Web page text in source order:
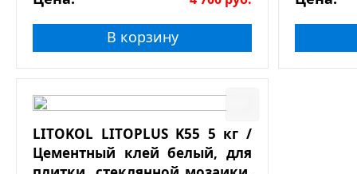
В корзину
LITOKOL LITOPLUS K55 5 кг /
Цементный клей белый, для